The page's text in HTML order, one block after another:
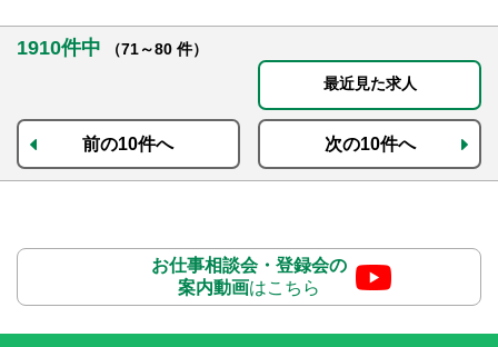
1910件中
（71～80 件）
最近見た求人
前の10件へ 次の10件へ
お仕事相談会・登録会の
案内動画はこちら